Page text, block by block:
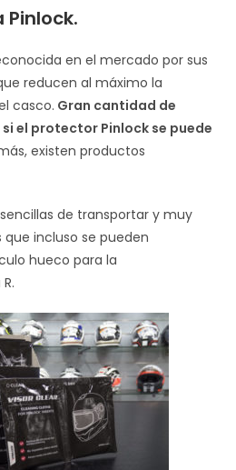
en el mercado por sus
reducen al máximo la
casco. Gran cantidad de
el protector Pinlock se puede
existen productos
de transportar y muy
que incluso se pueden
hueco para la